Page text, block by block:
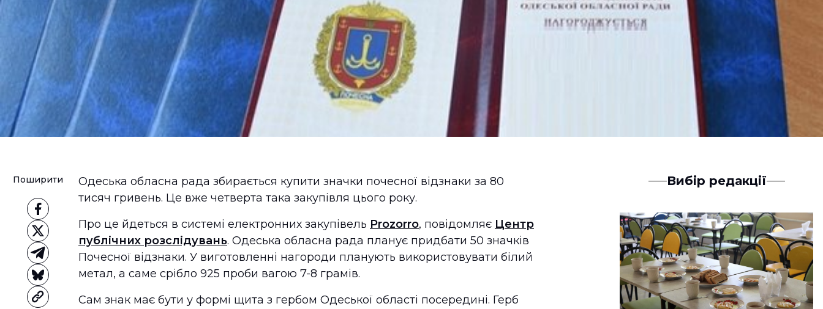
Поширити
Одеська обласна рада збирається купити значки почесної відзнаки за 80
тисяч гривень. Це вже четверта така закупівля цього року.
Про це йдеться в системі електронних закупівель Prozorro, повідомляє Центр
публічних розслідувань. Одеська обласна рада планує придбати 50 значків
Почесної відзнаки. У виготовленні нагороди планують використовувати білий
метал, а саме срібло 925 проби вагою 7-8 грамів.
Сам знак має бути у формі щита з гербом Одеської області посередині. Герб
Вибір редакції